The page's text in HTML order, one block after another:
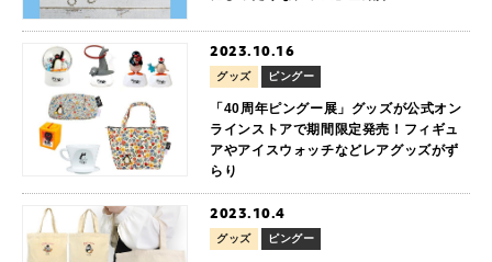
2023.10.16
グッズ ピングー
「40周年ピングー展」グッズが公式オン
ラインストアで期間限定発売！フィギュ
アやアイスウォッチなどレアグッズがず
らり
2023.10.4
グッズ ピングー